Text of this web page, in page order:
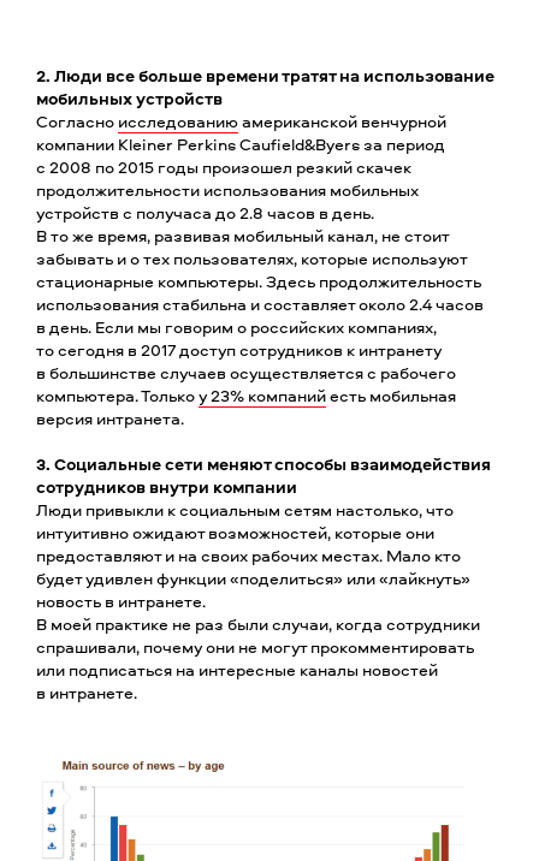
2. Люди все больше времени тратят на использование
мобильных устройств
Согласно исследованиюамериканской венчурной
компании Kleiner Perkins Caufield&Byers за период
с 2008 по 2015 годы произошел резкий скачек
продолжительности использования мобильных
устройств c получаса до 2.8 часов в день.
В то же время, развивая мобильный канал, не стоит
забывать и о тех пользователях, которые используют
стационарные компьютеры. Здесь продолжительность
использования стабильна и составляет около 2.4 часов
в день. Если мы говорим о российских компаниях,
то сегодня в 2017 доступ сотрудников к интранету
в большинстве случаев осуществляется с рабочего
компьютера. Толькоу 23% компанийесть мобильная
версия интранета.
3. Социальные сети меняют способы взаимодействия
сотрудников внутри компании
Люди привыкли к социальным сетям настолько, что
интуитивно ожидают возможностей, которые они
предоставляют и на своих рабочих местах. Мало кто
будет удивлен функции «поделиться» или «лайкнуть»
новость в интранете.
В моей практике не раз были случаи, когда сотрудники
спрашивали, почему они не могут прокомментировать
или подписаться на интересные каналы новостей
в интранете.